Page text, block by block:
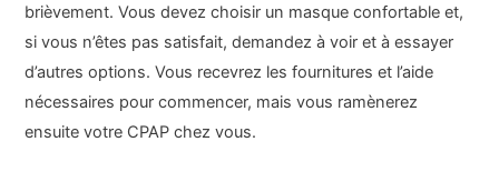
brièvement. Vous devez choisir un masque confortable et,
si vous n’êtes pas satisfait, demandez à voir et à essayer
d’autres options. Vous recevrez les fournitures et l’aide
nécessaires pour commencer, mais vous ramènerez
ensuite votre CPAP chez vous.